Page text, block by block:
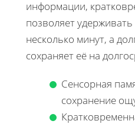
информации,
позволяет
несколько минут, а
сохраняет её на
Сенсорная
сохранение